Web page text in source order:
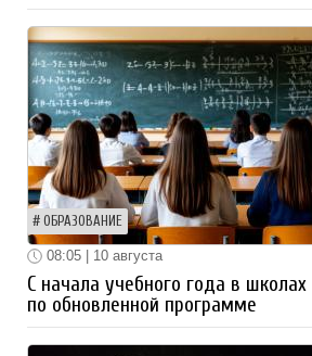
ОБРАЗОВАНИЕ
08:05 | 10 августа
С начала учебного года в
по обновленной программе